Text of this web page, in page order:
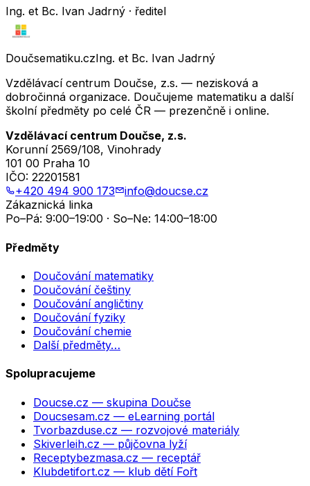
Ing. et Bc. Ivan Jadrný · ředitel
Doučsematiku.czIng. et Bc. Ivan Jadrný
Vzdělávací centrum Doučse, z.s. — nezisková a
dobročinná organizace. Doučujeme matematiku a další
školní předměty po celé ČR — prezenčně i online.
Vzdělávací centrum Doučse, z.s.
Korunní 2569/108, Vinohrady
101 00 Praha 10
IČO: 22201581
+420 494 900 173
info@doucse.cz
Zákaznická linka
Po–Pá: 9:00–19:00 · So–Ne: 14:00–18:00
Předměty
Doučování matematiky
Doučování češtiny
Doučování angličtiny
Doučování fyziky
Doučování chemie
Další předměty…
Spolupracujeme
Doucse.cz — skupina Doučse
Doucsesam.cz — eLearning portál
Tvorbazduse.cz — rozvojové materiály
Skiverleih.cz — půjčovna lyží
Receptybezmasa.cz — receptář
Klubdetifort.cz — klub dětí Fořt